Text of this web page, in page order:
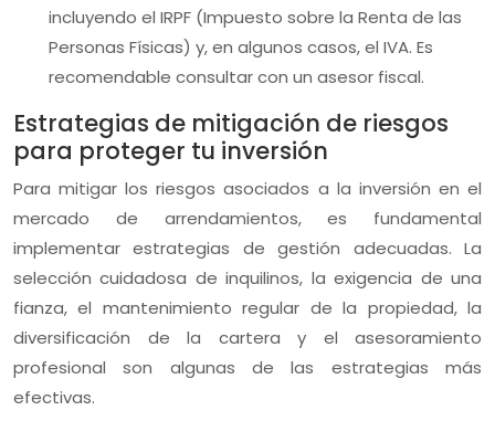
incluyendo el IRPF (Impuesto sobre la Renta de las
Personas Físicas) y, en algunos casos, el IVA. Es
recomendable consultar con un asesor fiscal.
Estrategias de mitigación de riesgos
para proteger tu inversión
Para mitigar los riesgos asociados a la inversión en el
mercado de arrendamientos, es fundamental
implementar estrategias de gestión adecuadas. La
selección cuidadosa de inquilinos, la exigencia de una
fianza, el mantenimiento regular de la propiedad, la
diversificación de la cartera y el asesoramiento
profesional son algunas de las estrategias más
efectivas.